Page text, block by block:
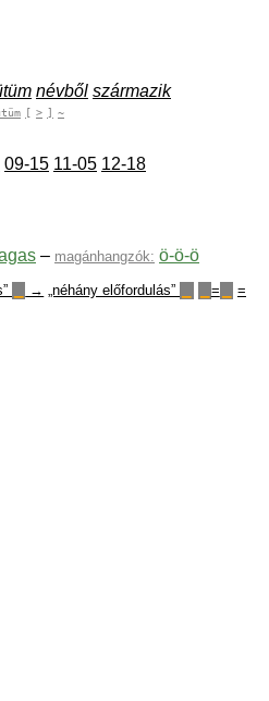
névből származik
[ > ] ~
09-15 11-05 12-18
– magánhangzók: ö-ö-ö
→ „néhány előfordulás” = =